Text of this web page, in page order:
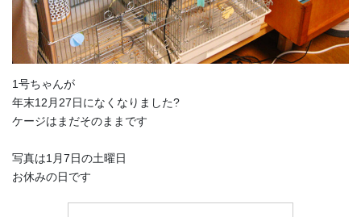
1号ちゃんが
年末12月27日になくなりました?
ケージはまだそのままです
写真は1月7日の土曜日
お休みの日です